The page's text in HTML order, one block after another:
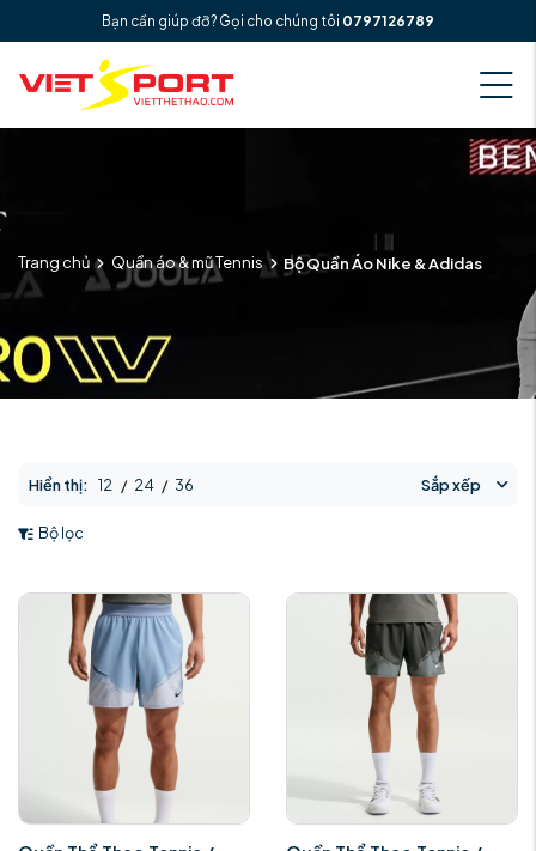
Bạn cần giúp đỡ? Gọi cho chúng tôi 0797126789
Trang chủ Quần áo & mũ Tennis Bộ Quần Áo Nike & Adidas
Hiển thị: 12 / 24 / 36 Sắp xếp
Bộ lọc